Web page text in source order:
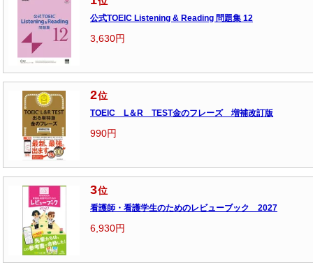
公式TOEIC Listening & Reading 問題集 12
3,630円
2位
TOEIC L＆R TEST金のフレーズ 増補改訂版
990円
3位
看護師・看護学生のためのレビューブック 2027
6,930円